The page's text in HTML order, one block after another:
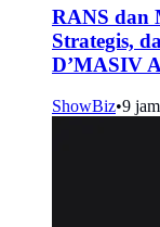
RANS dan
Strategis,
D’MASIV
ShowBiz•9